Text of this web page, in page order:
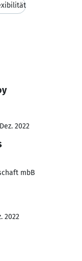
2022
mbB
2022